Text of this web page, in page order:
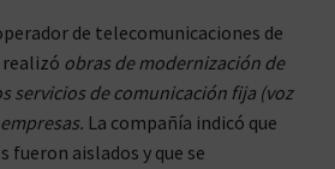
de telecomunicaciones de
realizó obras de modernización de
servicios de comunicación fija (voz
La compañía indicó que
fueron aislados y que se